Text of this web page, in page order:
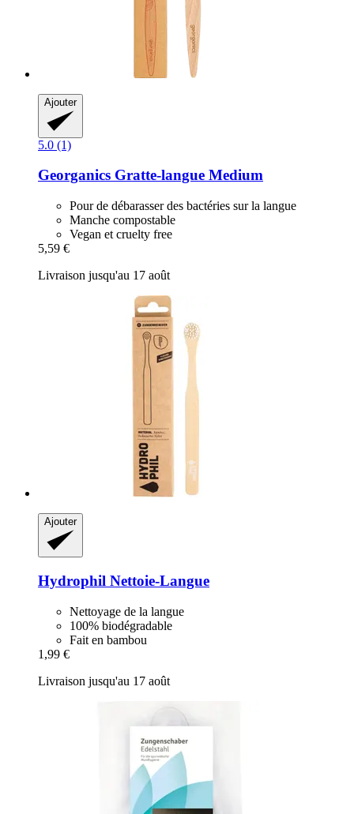
Ajouter
5.0 (1)
Georganics Gratte-​langue Medium
Pour de débarasser des bactéries sur la langue
Manche compostable
Vegan et cruelty free
5,59 €
Livraison jusqu'au 17 août
Ajouter
Hydrophil Nettoie-​Langue
Nettoyage de la langue
100% biodégradable
Fait en bambou
1,99 €
Livraison jusqu'au 17 août